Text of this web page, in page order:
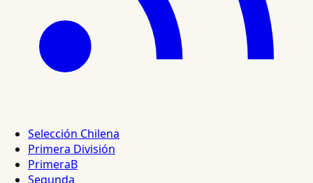
Selección Chilena
Primera División
PrimeraB
Segunda